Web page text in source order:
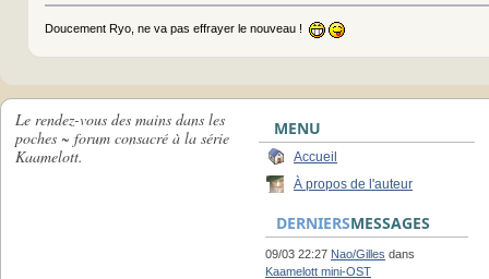
Doucement Ryo, ne va pas effrayer le nouveau !
Le rendez-vous des mains dans les
poches ~ forum consacré à la série
Kaamelott.
MENU
Accueil
À propos de l'auteur
DERNIERSMESSAGES
09/03 22:27 Nao/Gilles dans
Kaamelott mini-OST